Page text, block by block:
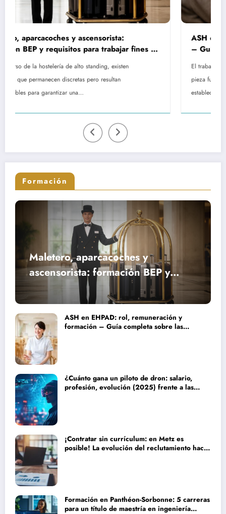
fines de
ASH en EHPAD: rol, remuneración y
– Guía completa sobre las misiones del
El trabajo del Agente de Servicio Hospitalario representa una
pieza fundamental en el funcionamiento diario de los
establecimientos dedicados al…
Formación
Maletero, aparcacoches y
ascensorista: formación BEP y
requisitos para trabajar fines de
semana en establecimientos de lujo
ASH en EHPAD: rol, remuneración y
formación – Guía completa sobre las
¿Cuánto gana un piloto de dron: salario,
profesión, evolución (2025) frente a las
¡Contratar sin currículum: en Metz es
posible! La evolución del reclutamiento hacia
Formación en Panthéon-Sorbonne: 5 carreras
para un título de maestría en ingeniería